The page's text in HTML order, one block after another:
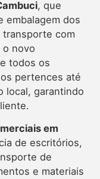
, que
embalagem dos
com
o novo
todos os
pertences até
local, garantindo
em
de escritórios,
de
e materiais